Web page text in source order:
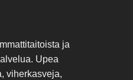
ja
Upea
viherkasveja,